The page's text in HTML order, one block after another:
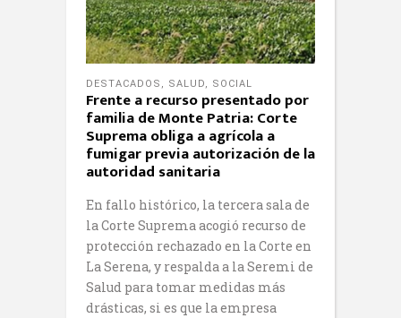
DESTACADOS , SALUD, SOCIAL
Frente a recurso presentado por
familia de Monte Patria: Corte
Suprema obliga a agrícola a
fumigar previa autorización de la
autoridad sanitaria
En fallo histórico, la tercera sala de
la Corte Suprema acogió recurso de
protección rechazado en la Corte en
La Serena, y respalda a la Seremi de
Salud para tomar medidas más
drásticas, si es que la empresa